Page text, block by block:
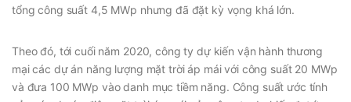
tổng công suất 4,5 MWp nhưng đã đặt kỳ vọng khá lớn.
Theo đó, tới cuối năm 2020, công ty dự kiến vận hành thương
mại các dự án năng lượng mặt trời áp mái với công suất 20 MWp
và đưa 100 MWp vào danh mục tiềm năng. Công suất ước tính